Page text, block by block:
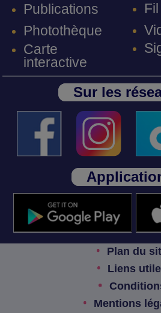
Publications
Photothèque
Carte
interactive
Sur les
Plan du
Liens
Mentions